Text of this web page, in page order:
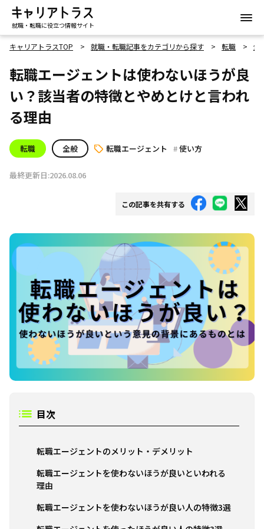
就職・転職に役立つ情報サイト
キャリアトラスTOP 就職・転職記事をカテゴリから探す 転職 全
転職エージェントは使わないほうが良
い？該当者の特徴とやめとけと言われ
る理由
転職 全般 転職エージェント 使い方
最終更新日:2026.08.06
この記事を共有する
目次
転職エージェントのメリット・デメリット
転職エージェントを使わないほうが良いといわれる
理由
転職エージェントを使わないほうが良い人の特徴3選